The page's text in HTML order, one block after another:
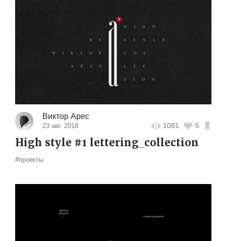
Виктор Арес
23 авг. 2018 1081 5
High style #1 lettering_collection
#проекты